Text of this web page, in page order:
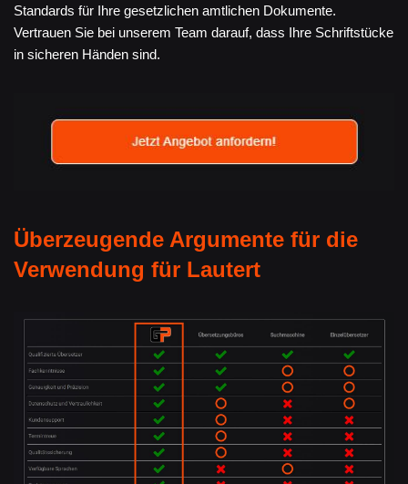
Standards für Ihre gesetzlichen amtlichen Dokumente.
Vertrauen Sie bei unserem Team darauf, dass Ihre Schriftstücke
in sicheren Händen sind.
Überzeugende Argumente für die
Verwendung für Lautert